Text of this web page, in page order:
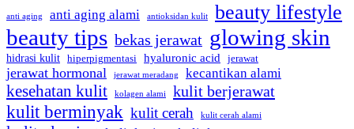
anti aging anti aging alami antioksidan kulit beauty lifestyle
beauty tips bekas jerawat glowing skin
hidrasi kulit hiperpigmentasi hyaluronic acid jerawat
jerawat hormonal jerawat meradang kecantikan alami
kesehatan kulit kolagen alami kulit berjerawat
kulit berminyak kulit cerah kulit cerah alami